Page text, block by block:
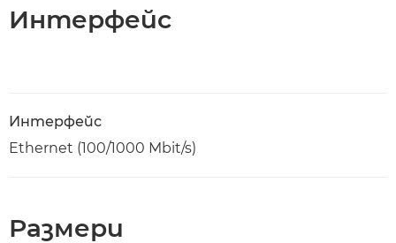
Интерфейс
Интерфейс
Ethernet (100/1000 Mbit/s)
Размери